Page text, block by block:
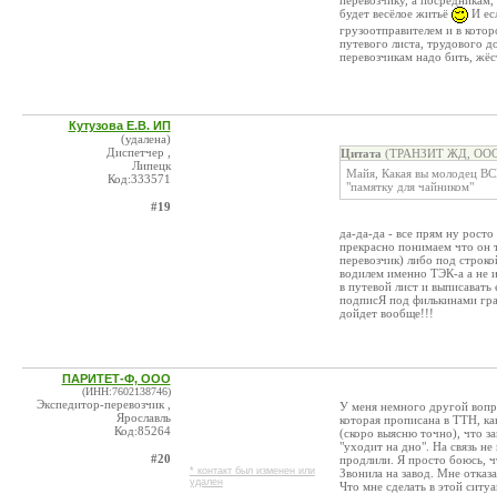
будет весёлое житьё
И
грузоотправителем и в
путевого листа, трудового
перевозчикам надо бить,
Кутузова Е.В. ИП
(удалена)
Диспетчер ,
Липецк
Код:333571
#19
Цитата (ТРАНЗИТ ЖД, ООО
Майя, Какая вы молодец
"памятку для чайником"
да-да-да - все прям ну
прекрасно понимаем что он
перевозчик) либо под
водилем именно ТЭК-а а не
в путевой лист и
подписЯ под филькинами
дойдет вообще!!!
ПАРИТЕТ-Ф, ООО
(ИНН:7602138746)
Экспедитор-перевозчик ,
Ярославль
Код:85264
#20
* контакт был изменен или
удален
У меня немного другой
которая прописана в ТТН,
(скоро выясню точно), что
"уходит на дно". На связь
продлили. Я просто боюсь,
Звонила на завод. Мне
Что мне сделать в этой